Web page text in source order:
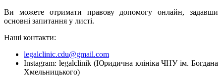
Ви можете отримати правову допомогу онлайн, задавши
основні запитання у листі.
Наші контакти:
legalclinic.cdu@gmail.com
Instagram: legalclinik (Юридична клініка ЧНУ ім. Богдана
Хмельницького)